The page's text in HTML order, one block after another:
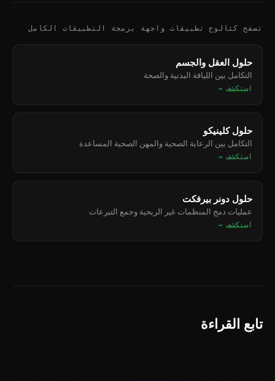
تصفح كتالوج تطبيقات واجهة برمجة التطبيقات الكامل
حلول العقل والجسم
التكامل بين اللياقة البدنية والصحة
استكشف →
حلول كلينيكو
التكامل بين الرعاية الصحية والمهن الصحية المساعدة
استكشف →
حلول دونر بيرفكت
عمليات دمج المنظمات غير الربحية وجمع التبرعات
استكشف →
تابع القراءة